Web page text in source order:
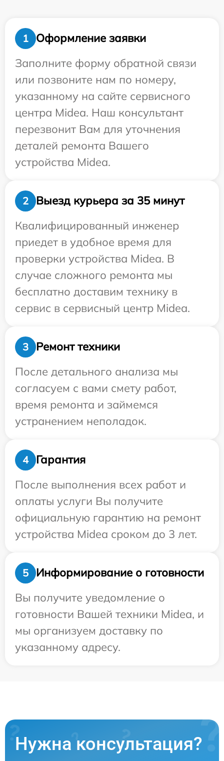
1
Оформление заявки
Заполните форму обратной связи
или позвоните нам по номеру,
указанному на сайте сервисного
центра Midea. Наш консультант
перезвонит Вам для уточнения
деталей ремонта Вашего
устройства Midea.
2
Выезд курьера за 35 минут
Квалифицированный инженер
приедет в удобное время для
проверки устройства Midea. В
случае сложного ремонта мы
бесплатно доставим технику в
сервис в сервисный центр Midea.
3
Ремонт техники
После детального анализа мы
согласуем с вами смету работ,
время ремонта и займемся
устранением неполадок.
4
Гарантия
После выполнения всех работ и
оплаты услуги Вы получите
официальную гарантию на ремонт
устройства Midea сроком до 3 лет.
5
Информирование о готовности
Вы получите уведомление о
готовности Вашей техники Midea, и
мы организуем доставку по
указанному адресу.
Нужна консультация?